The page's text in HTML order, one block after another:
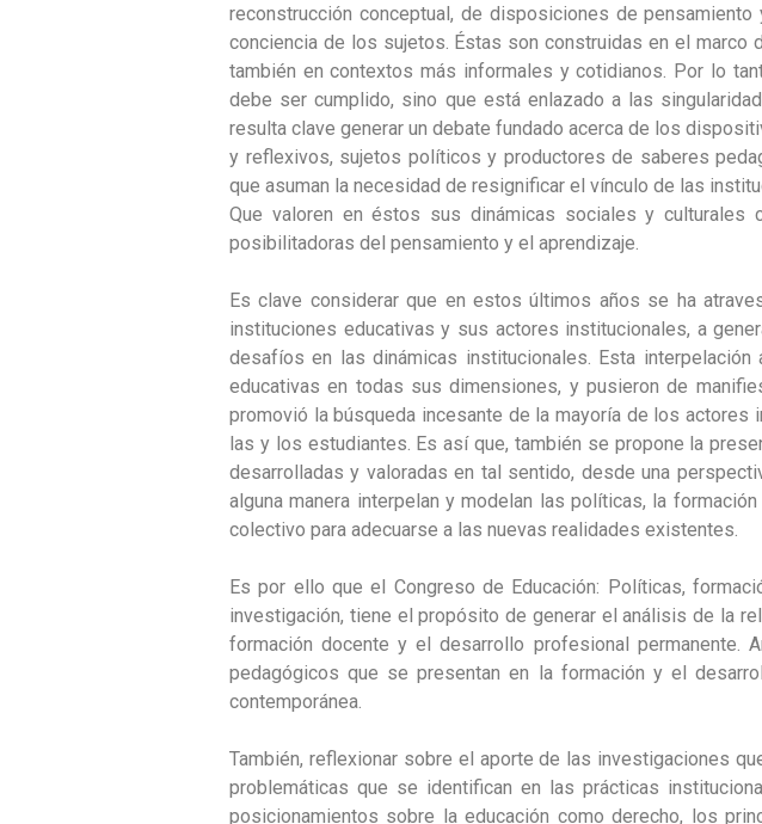
reconstrucción conceptual, de disposiciones de
conciencia de los sujetos. Éstas son construidas en el
también en contextos más informales y cotidianos. Por lo
debe ser cumplido, sino que está enlazado a las
resulta clave generar un debate fundado acerca de los
y reflexivos, sujetos políticos y productores de saberes
que asuman la necesidad de resignificar el vínculo de las
Que valoren en éstos sus dinámicas sociales y
posibilitadoras del pensamiento y el aprendizaje.
Es clave considerar que en estos últimos años se ha
instituciones educativas y sus actores institucionales, a
desafíos en las dinámicas institucionales. Esta
educativas en todas sus dimensiones, y pusieron de
promovió la búsqueda incesante de la mayoría de los
las y los estudiantes. Es así que, también se propone la
desarrolladas y valoradas en tal sentido, desde una
alguna manera interpelan y modelan las políticas, la
colectivo para adecuarse a las nuevas realidades existentes.
Es por ello que el Congreso de Educación: Políticas,
investigación, tiene el propósito de generar el análisis de la
formación docente y el desarrollo profesional
pedagógicos que se presentan en la formación y el
contemporánea.
También, reflexionar sobre el aporte de las investigaciones
problemáticas que se identifican en las prácticas
posicionamientos sobre la educación como derecho, los